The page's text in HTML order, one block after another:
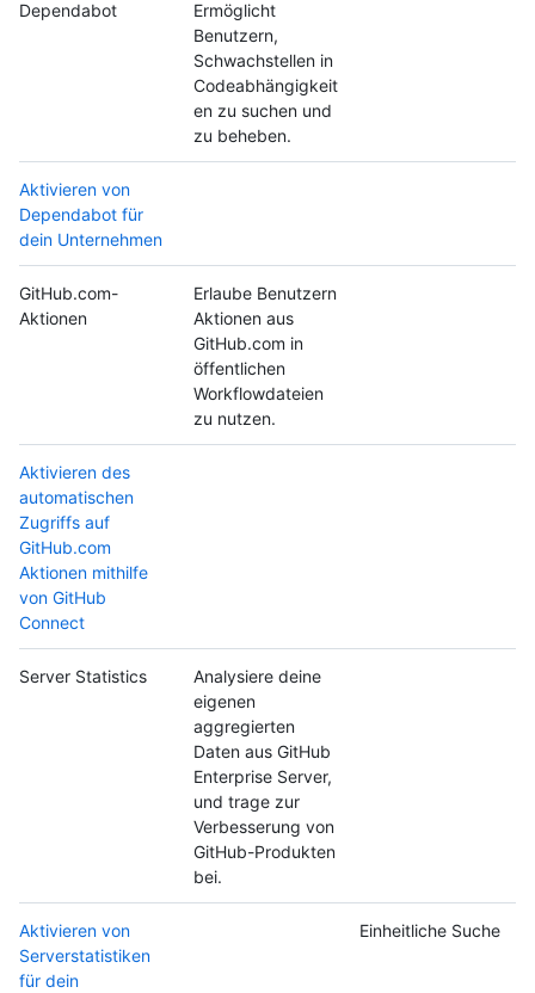
Dependabot
Ermöglicht
Benutzern,
Schwachstellen in
Codeabhängigkeit
en zu suchen und
zu beheben.
Aktivieren von
Dependabot für
dein Unternehmen
GitHub.com-
Aktionen
Erlaube Benutzern
Aktionen aus
GitHub.com in
öffentlichen
Workflowdateien
zu nutzen.
Aktivieren des
automatischen
Zugriffs auf
GitHub.com
Aktionen mithilfe
von GitHub
Connect
Server Statistics
Analysiere deine
eigenen
aggregierten
Daten aus GitHub
Enterprise Server,
und trage zur
Verbesserung von
GitHub-Produkten
bei.
Aktivieren von
Serverstatistiken
für dein
Einheitliche Suche